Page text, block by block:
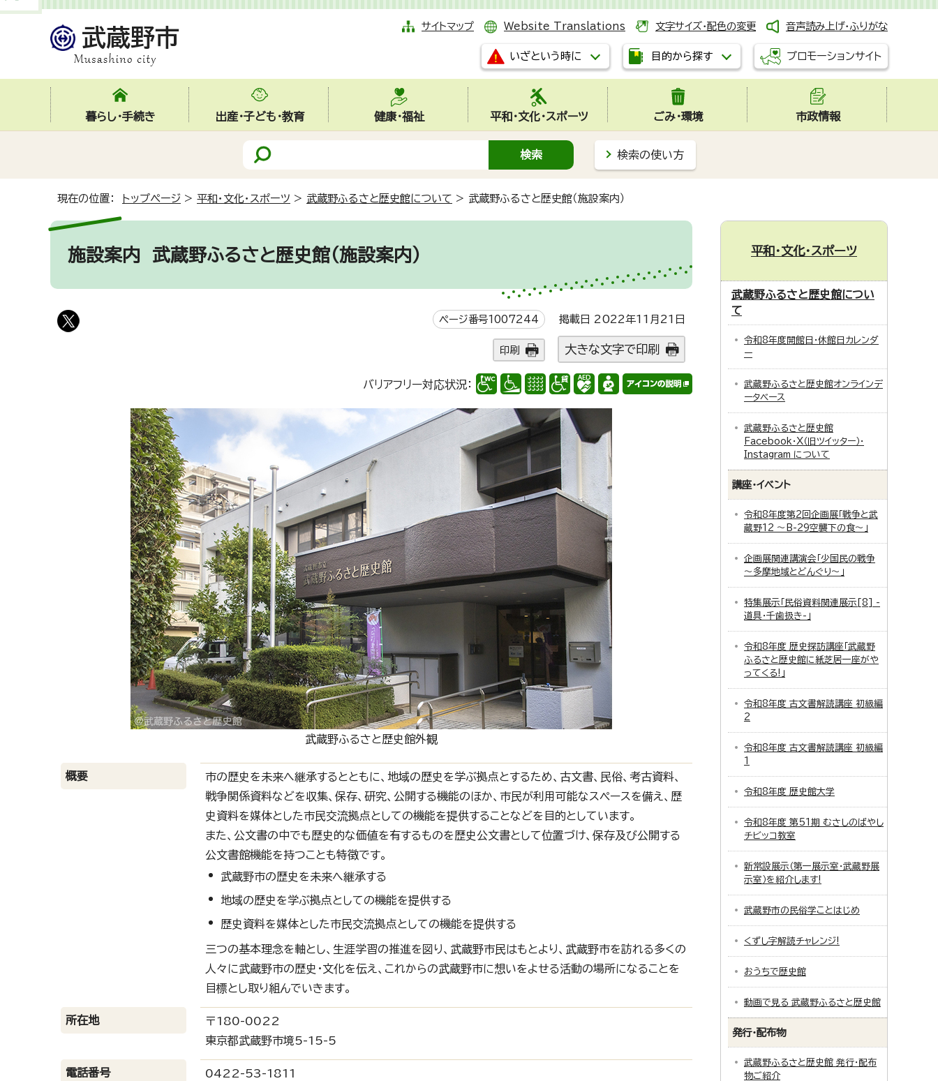
サイトマップ Website Translations 文字サイズ・配色の変更 音声読み上げ・ふりがな
いざという時に 目的から探す プロモーションサイト
暮らし・手続き 出産・子ども・教育 健康・福祉 平和・文化・スポーツ ごみ・環境 市政情報
検索の使い方
現在の位置： トップページ > 平和・文化・スポーツ > 武蔵野ふるさと歴史館について > 武蔵野ふるさと歴史館（施設案内）
施設案内 武蔵野ふるさと歴史館（施設案内）
ページ番号1007244 掲載日 2022年11月21日
印刷 大きな文字で印刷
バリアフリー対応状況：
武蔵野ふるさと歴史館外観
概要
市の歴史を未来へ継承するとともに、地域の歴史を学ぶ拠点とするため、古文書、民俗、考古資料、
戦争関係資料などを収集、保存、研究、公開する機能のほか、市民が利用可能なスペースを備え、歴
史資料を媒体とした市民交流拠点としての機能を提供することなどを目的としています。
また、公文書の中でも歴史的な価値を有するものを歴史公文書として位置づけ、保存及び公開する
公文書館機能を持つことも特徴です。
武蔵野市の歴史を未来へ継承する
地域の歴史を学ぶ拠点としての機能を提供する
歴史資料を媒体とした市民交流拠点としての機能を提供する
三つの基本理念を軸とし、生涯学習の推進を図り、武蔵野市民はもとより、武蔵野市を訪れる多くの
人々に武蔵野市の歴史・文化を伝え、これからの武蔵野市に想いをよせる活動の場所になることを
目標とし取り組んでいきます。
所在地
〒180-0022
東京都武蔵野市境5-15-5
電話番号 0422-53-1811
平和・文化・スポーツ
武蔵野ふるさと歴史館につい
て
令和8年度開館日・休館日カレンダ
ー
武蔵野ふるさと歴史館オンラインデ
ータベース
武蔵野ふるさと歴史館
Facebook・X（旧ツイッター）・
Instagram について
講座・イベント
令和8年度第2回企画展「戦争と武
蔵野12 ～B-29空襲下の食～」
企画展関連講演会「少国民の戦争
～多摩地域とどんぐり～」
特集展示「民俗資料関連展示[8] -
道具・千歯扱き-」
令和8年度 歴史探訪講座「武蔵野
ふるさと歴史館に紙芝居一座がや
ってくる!」
令和8年度 古文書解読講座 初級編
2
令和8年度 古文書解読講座 初級編
1
令和8年度 歴史館大学
令和8年度 第51期 むさしのばやし
チビッコ教室
新常設展示（第一展示室・武蔵野展
示室）を紹介します!
武蔵野市の民俗学ことはじめ
くずし字解読チャレンジ!
おうちで歴史館
動画で見る 武蔵野ふるさと歴史館
発行・配布物
武蔵野ふるさと歴史館 発行・配布
物ご紹介